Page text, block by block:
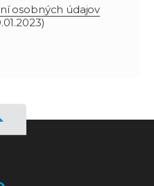
osobných údajov